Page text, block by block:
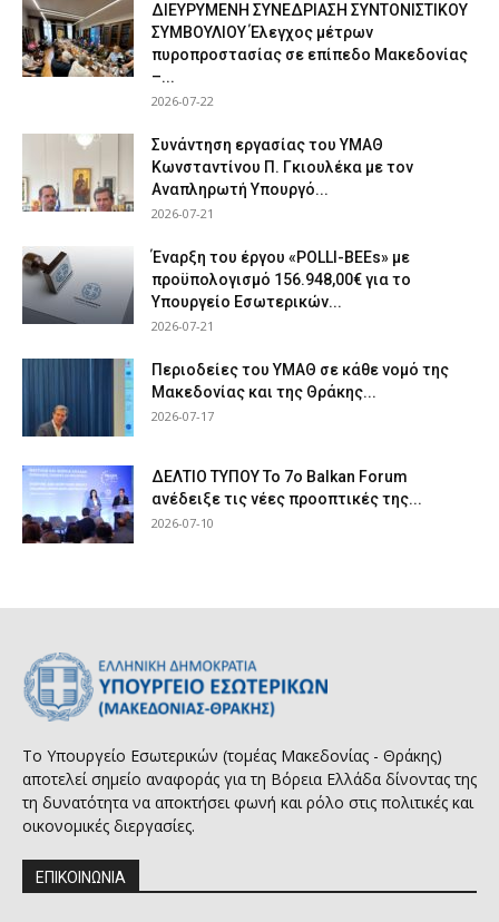
ΔΙΕΥΡΥΜΕΝΗ ΣΥΝΕΔΡΙΑΣΗ ΣΥΝΤΟΝΙΣΤΙΚΟΥ
ΣΥΜΒΟΥΛΙΟΥ Έλεγχος μέτρων
πυροπροστασίας σε επίπεδο Μακεδονίας
–...
2026-07-22
Συνάντηση εργασίας του ΥΜΑΘ
Κωνσταντίνου Π. Γκιουλέκα με τον
Αναπληρωτή Υπουργό...
2026-07-21
Έναρξη του έργου «POLLI-BEEs» με
προϋπολογισμό 156.948,00€ για το
Υπουργείο Εσωτερικών...
2026-07-21
Περιοδείες του ΥΜΑΘ σε κάθε νομό της
Μακεδονίας και της Θράκης...
2026-07-17
ΔΕΛΤΙΟ ΤΥΠΟΥ Το 7ο Balkan Forum
ανέδειξε τις νέες προοπτικές της...
2026-07-10
Το Υπουργείο Εσωτερικών (τομέας Μακεδονίας - Θράκης)
αποτελεί σημείο αναφοράς για τη Βόρεια Ελλάδα δίνοντας της
τη δυνατότητα να αποκτήσει φωνή και ρόλο στις πολιτικές και
οικονομικές διεργασίες.
ΕΠΙΚΟΙΝΩΝΙΑ